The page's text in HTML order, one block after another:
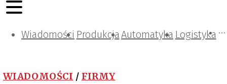
Wiadomości ProdukcjaAutomatyka Logistyka
Projektowanie i konstrukcje
Zarządzanie i IT
Tematy specjalne
WIADOMOŚCI / FIRMY